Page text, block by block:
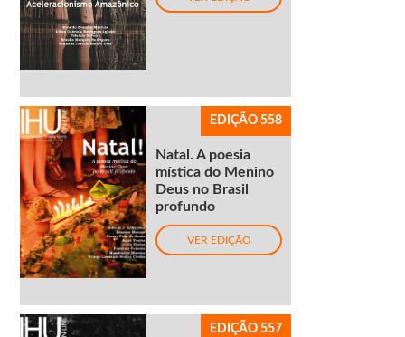
EDIÇÃO 558
Natal. A poesia
mística do Menino
Deus no Brasil
profundo
VER EDIÇÃO
EDIÇÃO 557